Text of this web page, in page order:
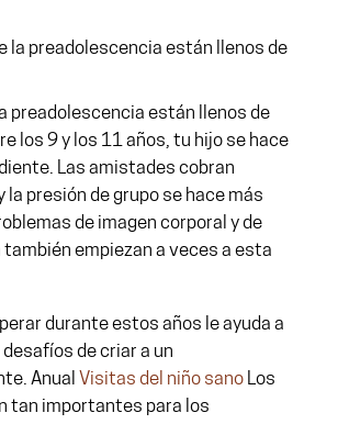
preadolescencia están llenos de
los 9 y los 11 años, tu hijo se hace
Las amistades cobran
la presión de grupo se hace más
de imagen corporal y de
empiezan a veces a esta
durante estos años le ayuda a
de criar a un
Anual Visitas del niño sanoLos
tan importantes para los